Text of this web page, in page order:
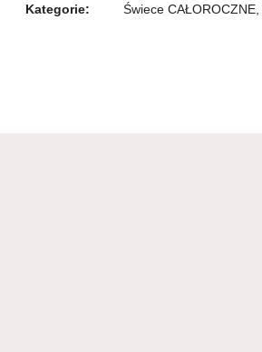
Kategorie: Świece CAŁOROCZNE